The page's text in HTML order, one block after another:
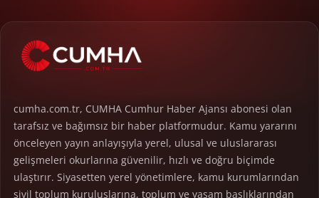
cumha.com.tr, CUMHA Cumhur Haber Ajansı abonesi olan
tarafsız ve bağımsız bir haber platformudur. Kamu yararını
önceleyen yayın anlayışıyla yerel, ulusal ve uluslararası
gelişmeleri okurlarına güvenilir, hızlı ve doğru biçimde
ulaştırır. Siyasetten yerel yönetimlere, kamu kurumlarından
sivil toplum kuruluşlarına, toplum ve yaşam başlıklarından